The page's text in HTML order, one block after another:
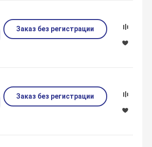
Заказ без регистрации
Заказ без регистрации